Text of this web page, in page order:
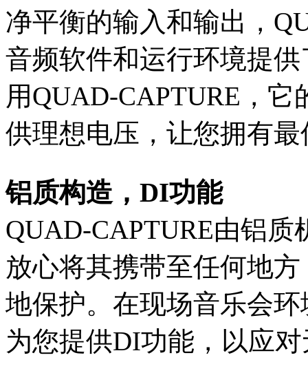
净平衡的输入和输出，
音频软件和运行环境提
用QUAD-CAPTURE，
供理想电压，让您拥有
铝质构造，DI功能
QUAD-CAPTURE由铝
放心将其携带至任何地
地保护。在现场音乐会
为您提供DI功能，以应